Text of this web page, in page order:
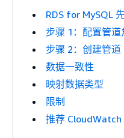
RDS for MySQL
步骤 1：配置管道
步骤 2：创建管道
数据一致性
映射数据类型
限制
推荐 CloudWatch